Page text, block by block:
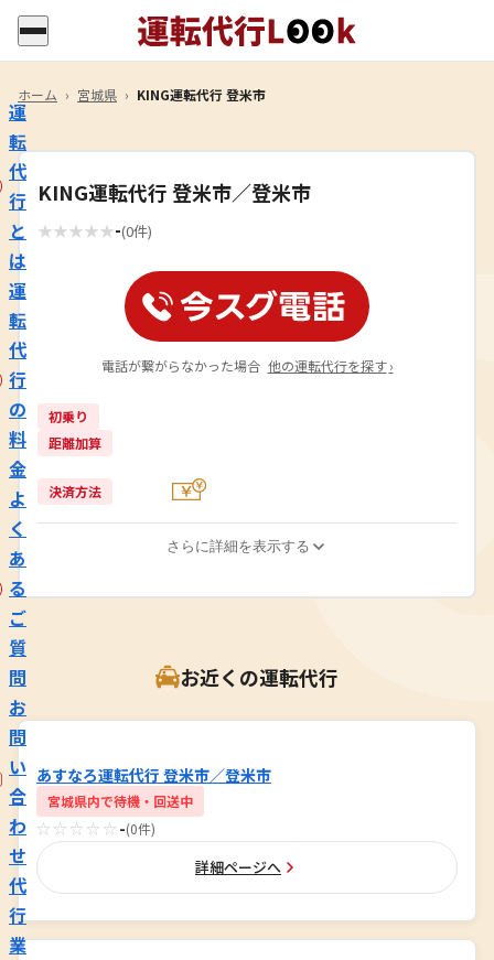
運
転
代
行
と
は
運
転
代
行
の
料
金
よ
く
あ
る
ご
質
問
お
問
い
合
わ
せ
代
行
業
ホーム › 宮城県 › KING運転代行 登米市
KING運転代行 登米市／登米市
★★★★★-(0件)
電話が繋がらなかった場合 他の運転代行を探す ›
初乗り
距離加算
決済方法
さらに詳細を表示する
お近くの運転代行
あすなろ運転代行 登米市／登米市
宮城県内で待機・回送中
☆☆☆☆☆ -(0件)
詳細ページへ